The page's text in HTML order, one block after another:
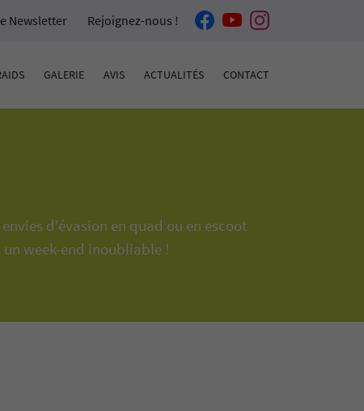
Newsletter Rejoignez-nous !
GALERIE AVIS ACTUALITÉS CONTACT
d'évasion en quad ou en escoot
week-end inoubliable !